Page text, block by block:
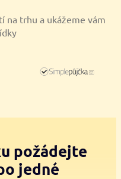
na trhu a ukážeme vám
požádejte
jedné